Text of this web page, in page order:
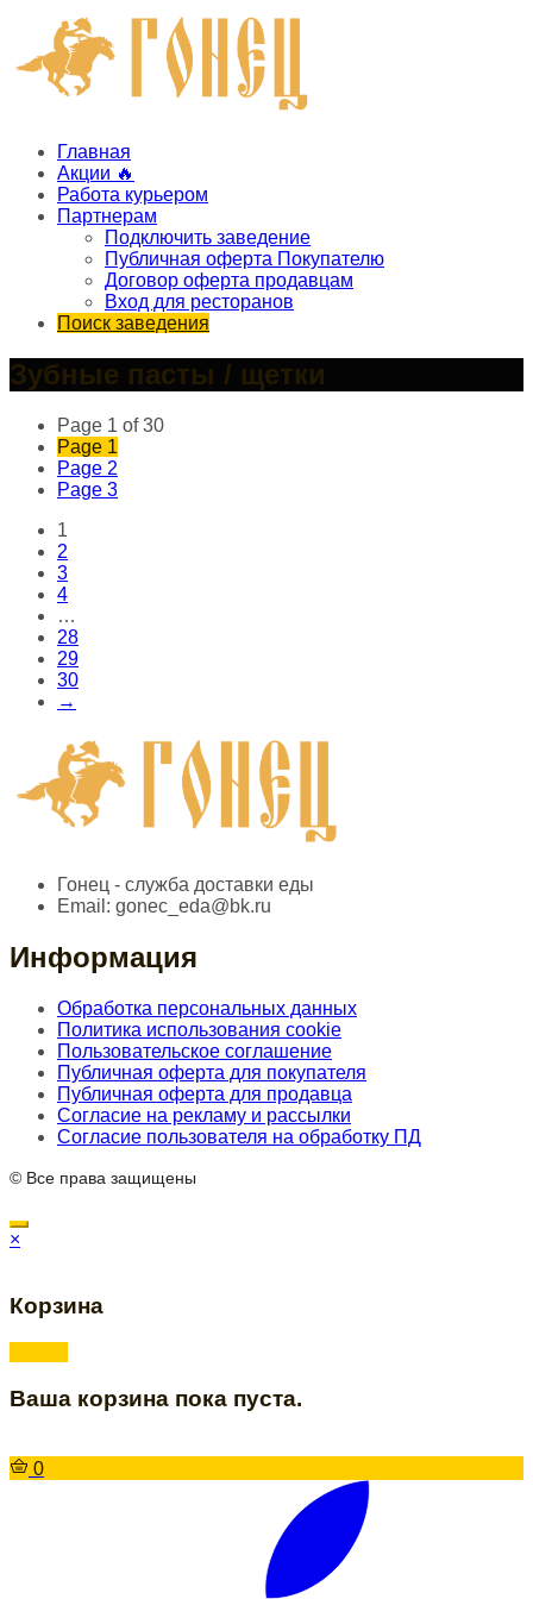
Главная
Акции 🔥
Работа курьером
Партнерам
Подключить заведение
Публичная оферта Покупателю
Договор оферта продавцам
Вход для ресторанов
Поиск заведения
Зубные пасты / щетки
Page 1 of 30
Page 1
Page 2
Page 3
1
2
3
4
…
28
29
30
→
Гонец - служба доставки еды
Email: gonec_eda@bk.ru
Информация
Обработка персональных данных
Политика использования cookie
Пользовательское соглашение
Публичная оферта для покупателя
Публичная оферта для продавца
Согласие на рекламу и рассылки
Согласие пользователя на обработку ПД
© Все права защищены
×
Корзина
Ваша корзина пока пуста.
0